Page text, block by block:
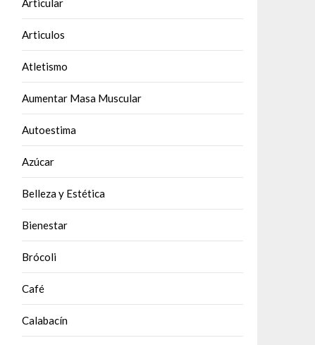
Articular
Articulos
Atletismo
Aumentar Masa Muscular
Autoestima
Azúcar
Belleza y Estética
Bienestar
Brócoli
Café
Calabacín